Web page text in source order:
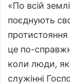
«По всій
поєднують
це по-
коли люди,
служінні